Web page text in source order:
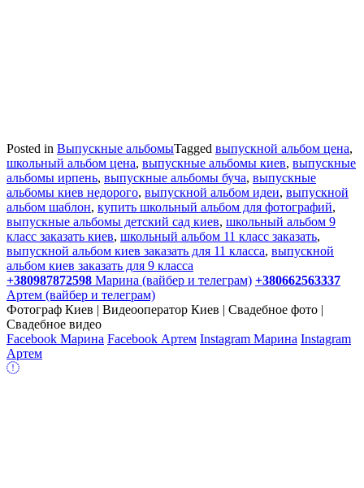
Posted in Выпускные альбомыTagged выпускной альбом цена,
школьный альбом цена, выпускные альбомы киев, выпускные
альбомы ирпень, выпускные альбомы буча, выпускные
альбомы киев недорого, выпускной альбом идеи, выпускной
альбом шаблон, купить школьный альбом для фотографий,
выпускные альбомы детский сад киев, школьный альбом 9
класс заказать киев, школьный альбом 11 класс заказать,
выпускной альбом киев заказать для 11 класса, выпускной
альбом киев заказать для 9 класса
+380987872598 Марина (вайбер и телеграм) +380662563337
Артем (вайбер и телеграм)
Фотограф Киев | Видеооператор Киев | Свадебное фото |
Свадебное видео
Facebook Марина Facebook Артем Instagram Марина Instagram
Артем